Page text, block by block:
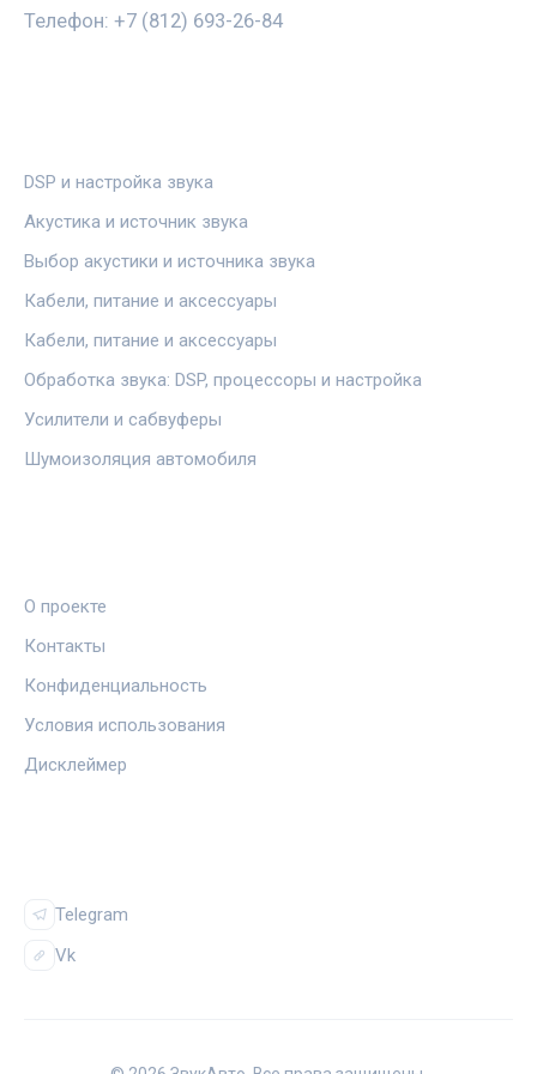
Телефон: +7 (812) 693-26-84
DSP и настройка звука
Акустика и источник звука
Выбор акустики и источника звука
Кабели, питание и аксессуары
Кабели, питание и аксессуары
Обработка звука: DSP, процессоры и настройка
Усилители и сабвуферы
Шумоизоляция автомобиля
О проекте
Контакты
Конфиденциальность
Условия использования
Дисклеймер
Telegram
Vk